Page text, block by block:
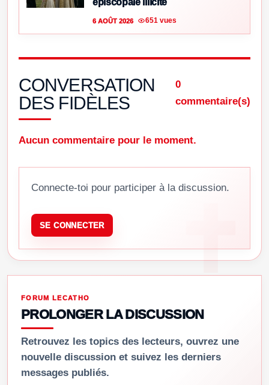
épiscopale illicite
6 AOÛT 2026 651 vues
CONVERSATION
DES FIDÈLES
0
commentaire(s)
Aucun commentaire pour le moment.
Connecte-toi pour participer à la discussion.
SE CONNECTER
FORUM LECATHO
PROLONGER LA DISCUSSION
Retrouvez les topics des lecteurs, ouvrez une
nouvelle discussion et suivez les derniers
messages publiés.